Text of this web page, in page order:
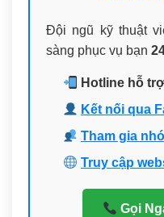
Đội ngũ kỹ thuật
sàng phục vụ bạn
Hotline hỗ
Kết nối qua
Tham gia
Truy cập
Gọi